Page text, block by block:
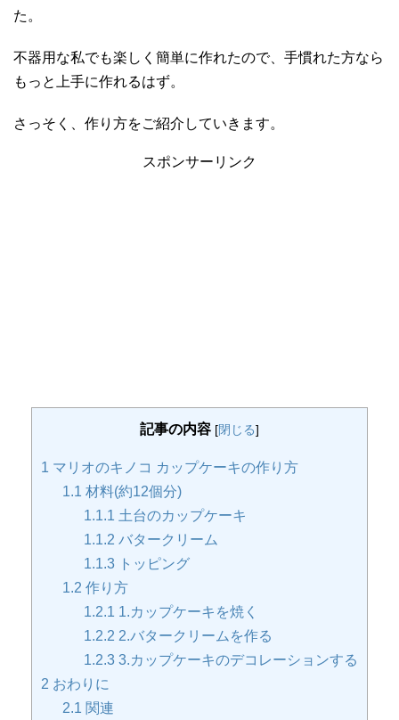
た。
不器用な私でも楽しく簡単に作れたので、手慣れた方なら
もっと上手に作れるはず。
さっそく、作り方をご紹介していきます。
スポンサーリンク
記事の内容 [閉じる]
1 マリオのキノコ カップケーキの作り方
1.1 材料(約12個分)
1.1.1 土台のカップケーキ
1.1.2 バタークリーム
1.1.3 トッピング
1.2 作り方
1.2.1 1.カップケーキを焼く
1.2.2 2.バタークリームを作る
1.2.3 3.カップケーキのデコレーションする
2 おわりに
2.1 関連